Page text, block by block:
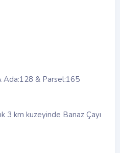
Ada:128 & Parsel:165
3 km kuzeyinde Banaz Çayı